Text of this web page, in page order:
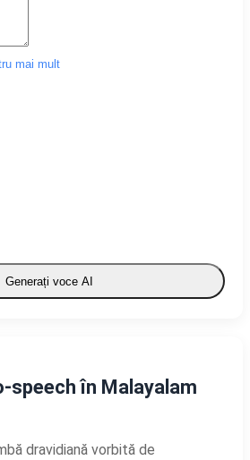
mai mult
Generați voce AI
speech în Malayalam
dravidiană vorbită de